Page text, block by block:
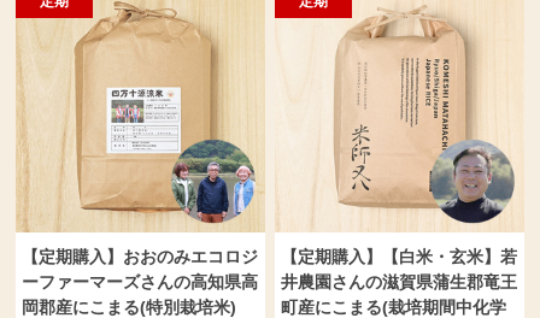
【定期購入】おおのみエコロジ
ーファーマーズさんの高知県高
岡郡産にこまる(特別栽培米)
【定期購入】【白米・玄米】若
井農園さんの滋賀県蒲生郡竜王
町産にこまる(栽培期間中化学